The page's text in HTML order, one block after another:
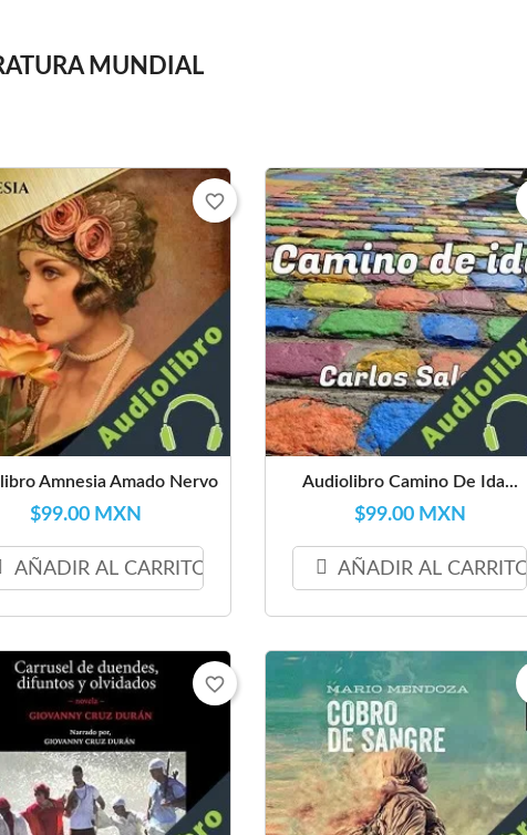
MUNDIAL
Amnesia Amado Nervo
$99.00 MXN
AÑADIR AL CARRITO
favorite_border
Audiolibro Camino De Ida...
$99.00 MXN
AÑADIR AL CARRITO
favorite_border